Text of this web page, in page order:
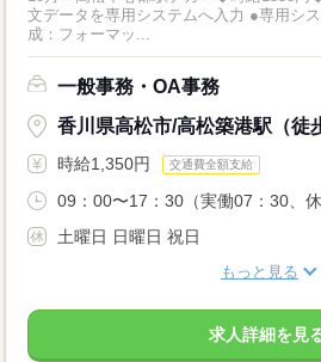
文データを専用システムへ入力 ●専用シ
成：フォーマッ...
一般事務・OA事務
香川県高松市/高松築港駅（徒
時給1,350円 交通費全額支給
09：00〜17：30（実働07：30、
土曜日 日曜日 祝日
もっと見る
求人詳細を見